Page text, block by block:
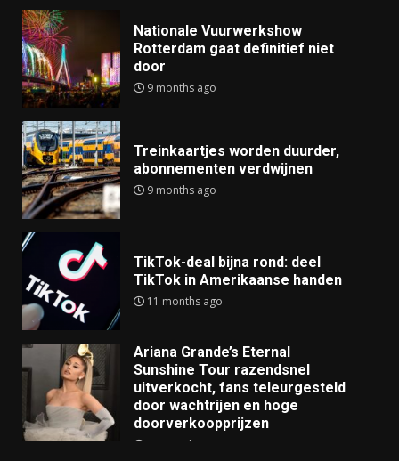
Nationale Vuurwerkshow
Rotterdam gaat definitief niet
door
9 months ago
Treinkaartjes worden duurder,
abonnementen verdwijnen
9 months ago
TikTok-deal bijna rond: deel
TikTok in Amerikaanse handen
11 months ago
Ariana Grande’s Eternal
Sunshine Tour razendsnel
uitverkocht, fans teleurgesteld
door wachtrijen en hoge
doorverkoopprijzen
11 months ago